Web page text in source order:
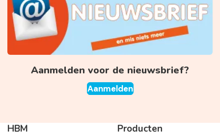
Aanmelden voor de nieuwsbrief?
Aanmelden
HBM Producten